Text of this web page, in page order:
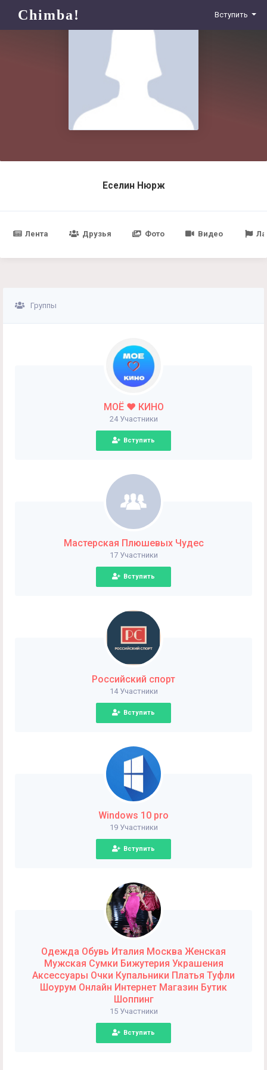
Chimba! Вступить
Еселин Нюрж
Лента Друзья Фото Видео
Группы
МОЁ ❤️ КИНО
24 Участники
Вступить
Мастерская Плюшевых Чудес
17 Участники
Вступить
Российский спорт
14 Участники
Вступить
Windows 10 pro
19 Участники
Вступить
Одежда Обувь Италия Москва Женская
Мужская Сумки Бижутерия Украшения
Аксессуары Очки Купальники Платья Туфли
Шоурум Онлайн Интернет Магазин Бутик
Шоппинг
15 Участники
Вступить